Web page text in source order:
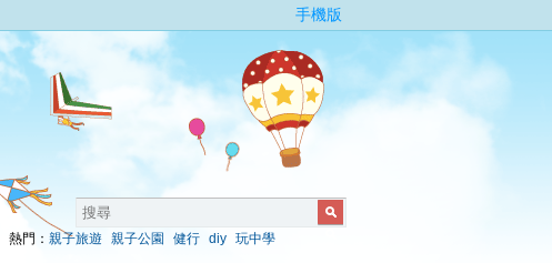
手機版
熱門： 親子旅遊 親子公園 健行 diy 玩中學